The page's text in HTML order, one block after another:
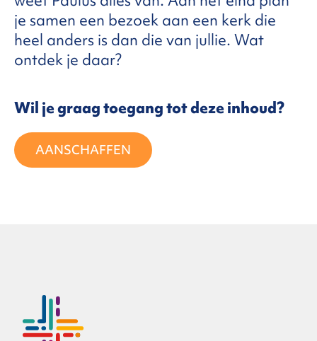
je samen een bezoek aan een kerk die
heel anders is dan die van jullie. Wat
ontdek je daar?
Wil je graag toegang tot deze inhoud?
AANSCHAFFEN